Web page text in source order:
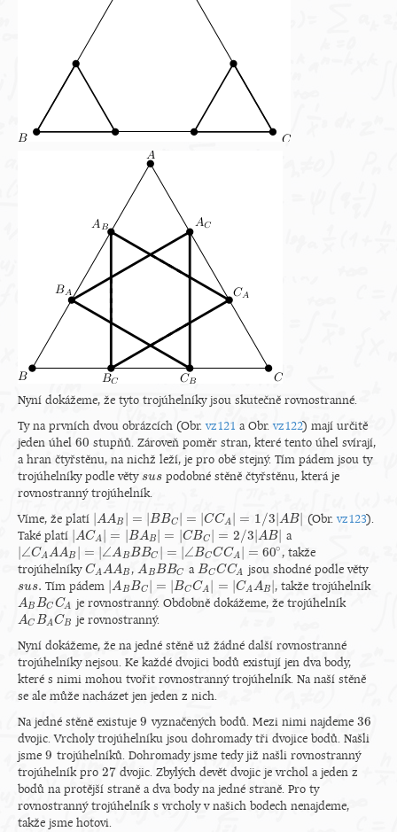
Nyní dokážeme, že tyto trojúhelníky jsou skutečně rovnostranné.
Ty na prvních dvou obrázcích (Obr.vz121 a Obr.vz122) mají určitě
jeden úhel 60
60 stupňů. Zároveň poměr stran, které tento úhel svírají,
a hran čtyřstěnu, na nichž leží, je pro obě stejný. Tím pádem jsou ty
trojúhelníky podle věty sus
sus podobné stěně čtyřstěnu, která je
rovnostranný trojúhelník.
Víme, že platí |AAB | = |BBC | = |CCA | = 1/3|AB|
AAB|= BB |=|CCA =1 3|AB| (Obr.vz123).
Také platí |ACA | = |BAB | = |CBC | = 2/3|AB|
ACA|= BA |=|CBC =2 3|AB| a
|∠CAAAB | = |∠ABBBC | = |∠BCCCA | = 60∘
∠CAAAB|= ∠A BBC|=|∠BC CA =60∘
, takže
trojúhelníky CAAAB
CAAAB ,ABBBC
ABBBC aBCCCA
BCCCA jsou shodné podle věty
sus.
sus. Tím pádem |ABBC | = |BCCA | = |CAAB |
ABBC|= BCC A|=|CAA B| , takže trojúhelník
AB BC CA
ABBCCA je rovnostranný. Obdobně dokážeme, že trojúhelník
AC BACB
ACBACB
je rovnostranný.
Nyní dokážeme, že na jedné stěně už žádné další rovnostranné
trojúhelníky nejsou. Ke každé dvojici bodů existují jen dva body,
které s nimi mohou tvořit rovnostranný trojúhelník. Na naší stěně
se ale může nacházet jen jeden z nich.
Na jedné stěně existuje 9
9 vyznačených bodů. Mezi nimi najdeme 36
36
dvojic. Vrcholy trojúhelníku jsou dohromady tři dvojice bodů. Našli
jsme 9
9 trojúhelníků. Dohromady jsme tedy již našli rovnostranný
trojúhelník pro 27
27 dvojic. Zbylých devět dvojic je vrchol a jeden z
bodů na protější straně a dva body na jedné straně. Pro ty
rovnostranný trojúhelník s vrcholy v našich bodech nenajdeme,
takže jsme hotovi.